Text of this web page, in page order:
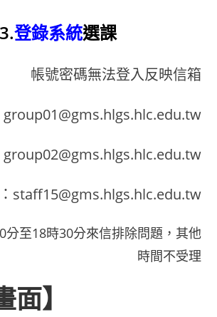
3.登錄系統選課
帳號密碼無法登入反映信箱
group01@gms.hlgs.hlc.edu.tw
group02@gms.hlgs.hlc.edu.tw
staff15@gms.hlgs.hlc.edu.tw
分至18時30分來信排除問題，其他
時間不受理
面】